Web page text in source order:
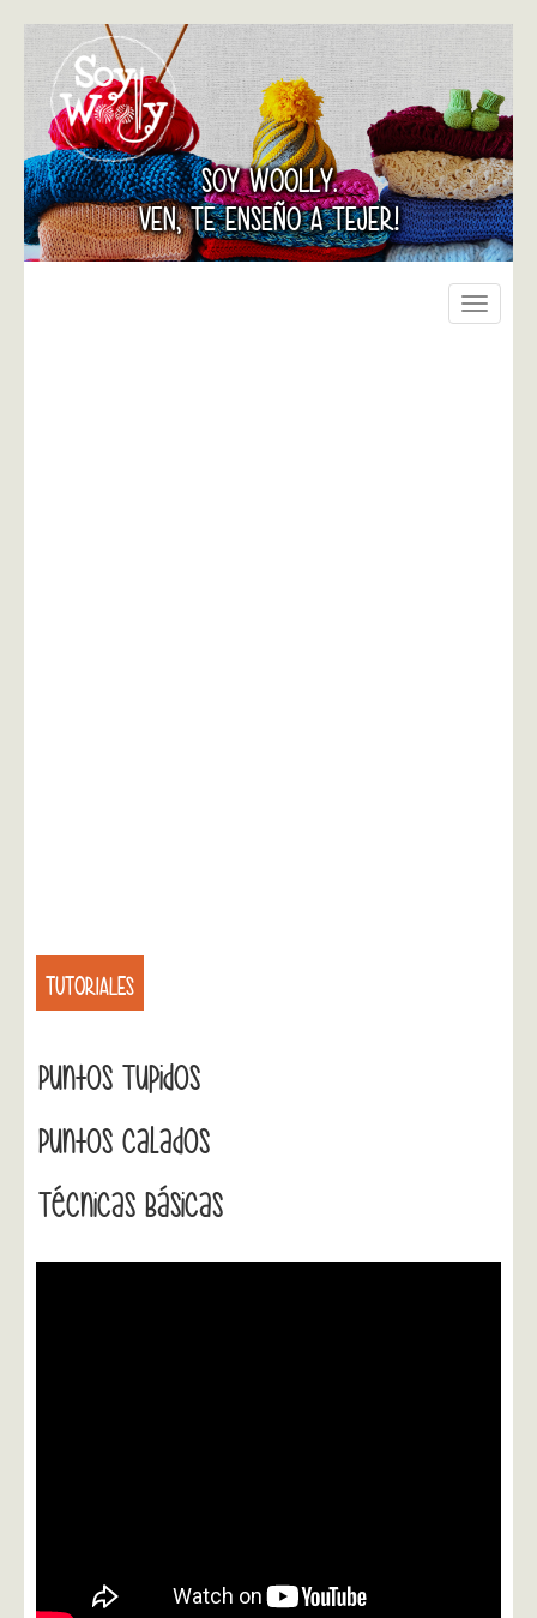
SOY WOOLLY.
VEN, TE ENSEÑO A TEJER!
Toggle
TUTORIALES
Puntos Tupidos
Puntos Calados
Técnicas Básicas